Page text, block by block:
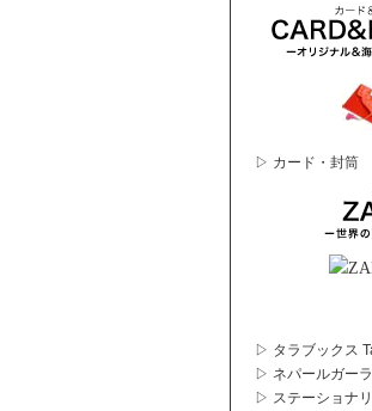
▷ カード・封筒
▷ タラブックス
▷ ネパールガー
▷ ステーショナ